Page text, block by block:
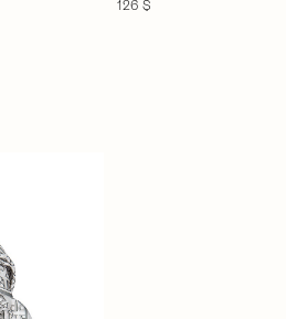
126 $